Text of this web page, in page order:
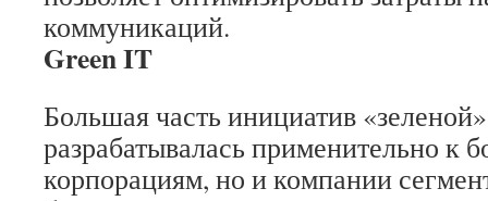
коммуникаций.
Green IT
Большая часть инициатив
разрабатывалась применительно к
корпорациям, но и компании